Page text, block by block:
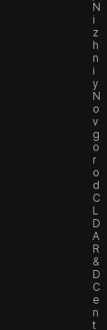
N
i
z
h
n
i
y
N
o
v
g
o
r
o
d
C
L
D
A
R
&
D
C
e
n
t